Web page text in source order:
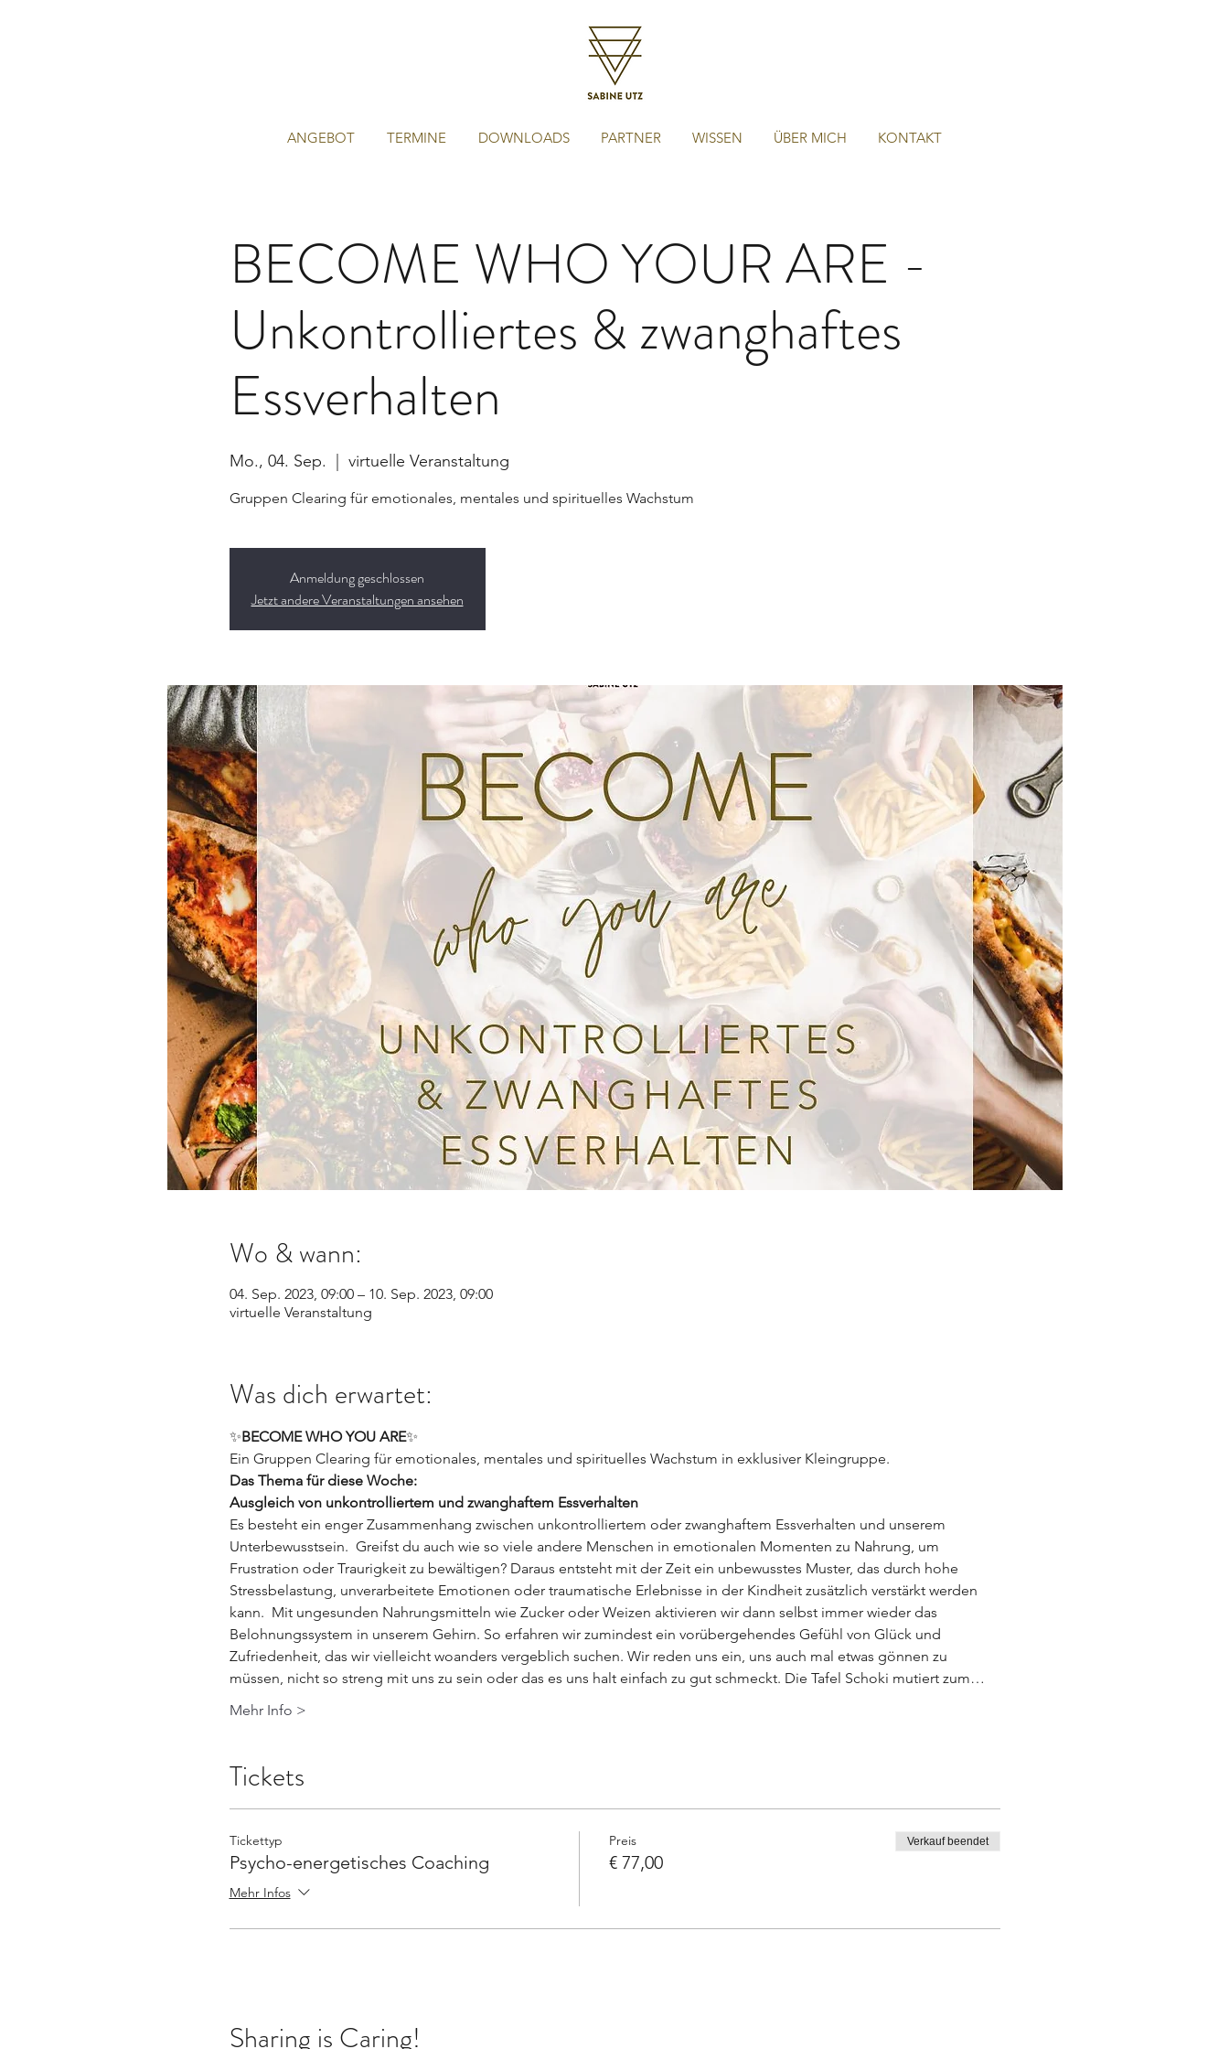
ANGEBOT TERMINE DOWNLOADS PARTNER WISSEN ÜBER MICH KONTAKT
BECOME WHO YOUR ARE -
Unkontrolliertes & zwanghaftes
Essverhalten
Mo., 04. Sep. virtuelle Veranstaltung
Gruppen Clearing für emotionales, mentales und spirituelles Wachstum
Anmeldung geschlossen
Jetzt andere Veranstaltungen ansehen
Wo & wann:
04. Sep. 2023, 09:00 – 10. Sep. 2023, 09:00
virtuelle Veranstaltung
Was dich erwartet:
✨BECOME WHO YOU ARE✨
Ein Gruppen Clearing für emotionales, mentales und spirituelles Wachstum in exklusiver Kleingruppe.
Das Thema für diese Woche:
Ausgleich von unkontrolliertem und zwanghaftem Essverhalten
Es besteht ein enger Zusammenhang zwischen unkontrolliertem oder zwanghaftem Essverhalten und unserem
Unterbewusstsein.  Greifst du auch wie so viele andere Menschen in emotionalen Momenten zu Nahrung, um
Frustration oder Traurigkeit zu bewältigen? Daraus entsteht mit der Zeit ein unbewusstes Muster, das durch hohe
Stressbelastung, unverarbeitete Emotionen oder traumatische Erlebnisse in der Kindheit zusätzlich verstärkt werden
kann.  Mit ungesunden Nahrungsmitteln wie Zucker oder Weizen aktivieren wir dann selbst immer wieder das
Belohnungssystem in unserem Gehirn. So erfahren wir zumindest ein vorübergehendes Gefühl von Glück und
Zufriedenheit, das wir vielleicht woanders vergeblich suchen. Wir reden uns ein, uns auch mal etwas gönnen zu
müssen, nicht so streng mit uns zu sein oder das es uns halt einfach zu gut schmeckt. Die Tafel Schoki mutiert zum…
Mehr Info >
Tickets
Tickettyp
Psycho-energetisches Coaching
Mehr Infos
Preis
€ 77,00
Verkauf beendet
Sharing is Caring!